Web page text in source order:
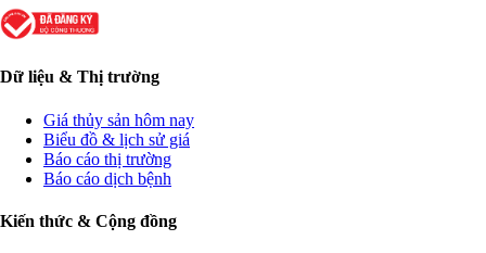
Dữ liệu & Thị trường
Giá thủy sản hôm nay
Biểu đồ & lịch sử giá
Báo cáo thị trường
Báo cáo dịch bệnh
Kiến thức & Cộng đồng